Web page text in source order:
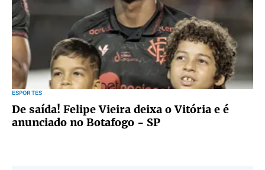
ESPORTES
De saída! Felipe Vieira deixa o Vitória e é
anunciado no Botafogo - SP